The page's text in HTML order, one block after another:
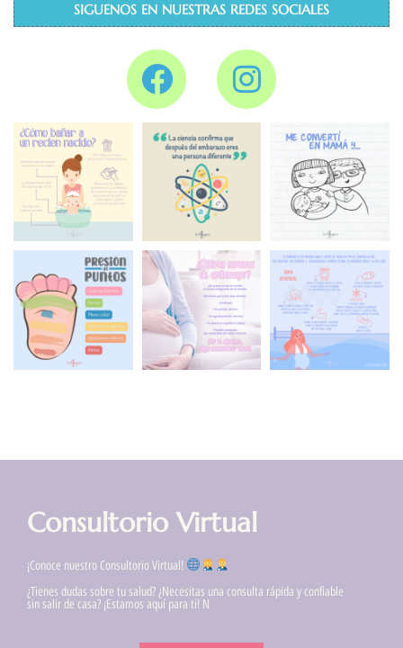
SIGUENOS EN NUESTRAS REDES SOCIALES
Consultorio Virtual
¡Conoce nuestro Consultorio Virtual!
¿Tienes dudas sobre tu salud? ¿Necesitas una consulta rápida y confiable
sin salir de casa? ¡Estamos aquí para ti! N